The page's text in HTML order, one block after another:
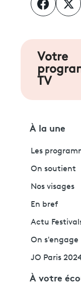
Votre
TV
À la une
Les
On soutient
Nos visages
En bref
Actu
On s'engage
JO Paris
À votre